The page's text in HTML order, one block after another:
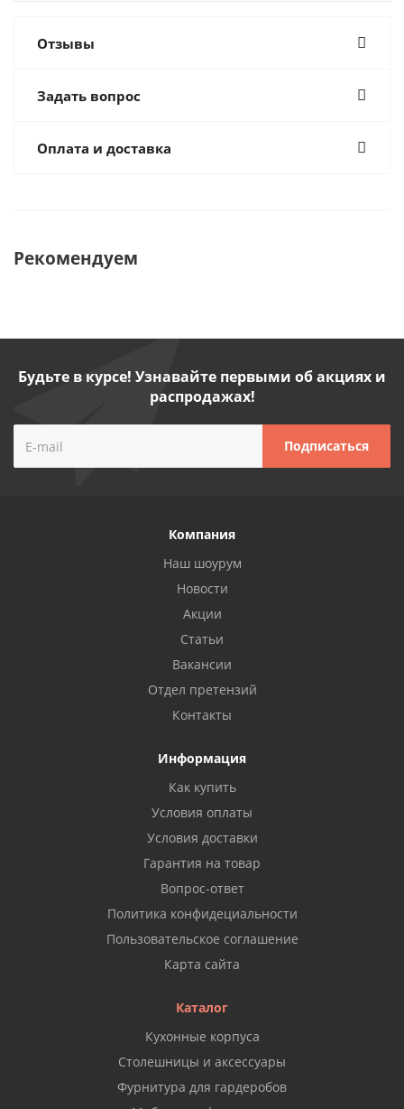
Отзывы
Задать вопрос
Оплата и доставка
Рекомендуем
Будьте в курсе! Узнавайте первыми об акциях и
распродажах!
Компания
Наш шоурум
Новости
Акции
Статьи
Вакансии
Отдел претензий
Контакты
Информация
Как купить
Условия оплаты
Условия доставки
Гарантия на товар
Вопрос-ответ
Политика конфидециальности
Пользовательское соглашение
Карта сайта
Каталог
Кухонные корпуса
Столешницы и аксессуары
Фурнитура для гардеробов